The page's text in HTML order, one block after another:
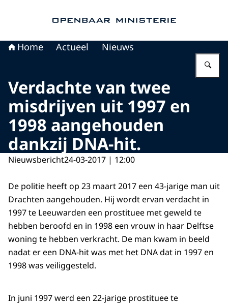
Home Actueel Nieuws
Verdachte van twee
misdrijven uit 1997 en
1998 aangehouden
dankzij DNA-hit.
Nieuwsbericht24-03-2017 | 12:00
De politie heeft op 23 maart 2017 een 43-jarige man uit
Drachten aangehouden. Hij wordt ervan verdacht in
1997 te Leeuwarden een prostituee met geweld te
hebben beroofd en in 1998 een vrouw in haar Delftse
woning te hebben verkracht. De man kwam in beeld
nadat er een DNA-hit was met het DNA dat in 1997 en
1998 was veiliggesteld.
In juni 1997 werd een 22-jarige prostituee te